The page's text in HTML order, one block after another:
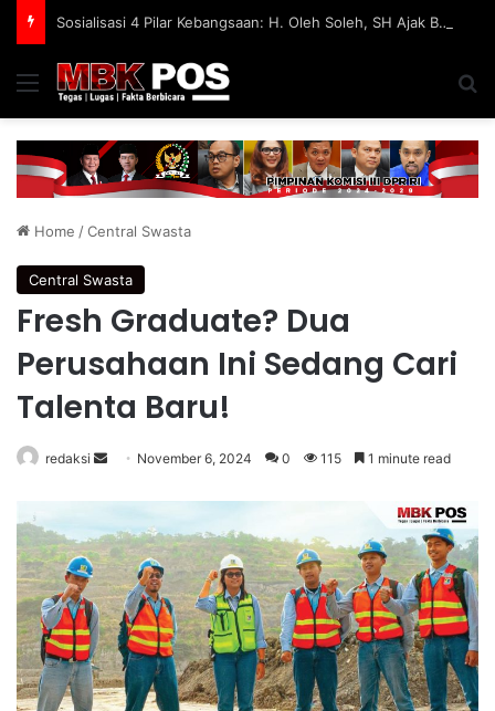
Sosialisasi 4 Pilar Kebangsaan: H. Oleh Soleh, SH Ajak BKPRMI Jaga Anak dari Konten Negatif di Media Sosial
Menu
Home /Central Swasta
Central Swasta
Fresh Graduate? Dua
Perusahaan Ini Sedang Cari
Talenta Baru!
redaksi
d
a
n
e
m
a
i
November 6, 2024 0 115 1 minute read